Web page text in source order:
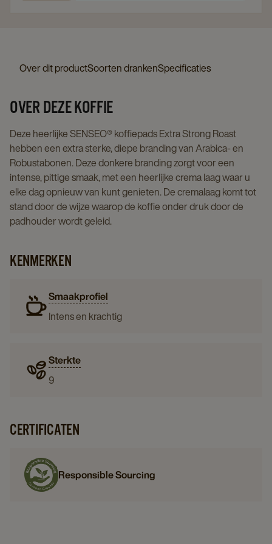
Over dit productSoorten drankenSpecificaties
OVER DEZE KOFFIE
Deze heerlijke SENSEO® koffiepads Extra Strong Roast
hebben een extra sterke, diepe branding van Arabica- en
Robustabonen. Deze donkere branding zorgt voor een
intense, pittige smaak, met een heerlijke crema laag waar u
elke dag opnieuw van kunt genieten. De cremalaag komt tot
stand door de wijze waarop de koffie onder druk door de
padhouder wordt geleid.
KENMERKEN
Smaakprofiel
Intens en krachtig
Sterkte
9
CERTIFICATEN
Responsible Sourcing